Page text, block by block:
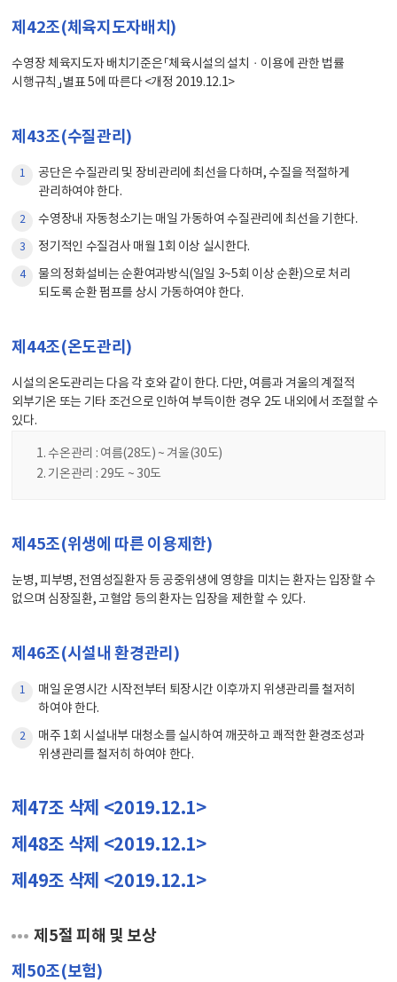
제42조(체육지도자배치)
수영장 체육지도자 배치기준은 「체육시설의 설치ㆍ이용에 관한 법률
시행규칙」 별표 5에 따른다 <개정 2019.12.1>
제43조(수질관리)
1
공단은 수질관리 및 장비관리에 최선을 다하며, 수질을 적절하게
관리하여야 한다.
2 수영장내 자동청소기는 매일 가동하여 수질관리에 최선을 기한다.
3 정기적인 수질검사 매월 1회 이상 실시한다.
4
물의 정화설비는 순환여과방식(일일 3~5회 이상 순환)으로 처리
되도록 순환 펌프를 상시 가동하여야 한다.
제44조(온도관리)
시설의 온도관리는 다음 각 호와 같이 한다. 다만, 여름과 겨울의 계절적
외부기온 또는 기타 조건으로 인하여 부득이한 경우 2도 내외에서 조절할 수
있다.
수온관리 : 여름(28도) ~ 겨울(30도)
기온관리 : 29도 ~ 30도
제45조(위생에 따른 이용제한)
눈병, 피부병, 전염성질환자 등 공중위생에 영향을 미치는 환자는 입장할 수
없으며 심장질환, 고혈압 등의 환자는 입장을 제한할 수 있다.
제46조(시설내 환경관리)
1
매일 운영시간 시작전부터 퇴장시간 이후까지 위생관리를 철저히
하여야 한다.
2
매주 1회 시설내부 대청소를 실시하여 깨끗하고 쾌적한 환경조성과
위생관리를 철저히 하여야 한다.
제47조 삭제 <2019.12.1>
제48조 삭제 <2019.12.1>
제49조 삭제 <2019.12.1>
제5절 피해 및 보상
제50조(보험)